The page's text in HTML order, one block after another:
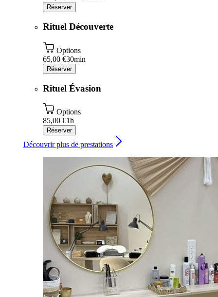
Réserver
Rituel Découverte
Options
65,00 €30min
Réserver
Rituel Évasion
Options
85,00 €1h
Réserver
Découvrir plus de prestations